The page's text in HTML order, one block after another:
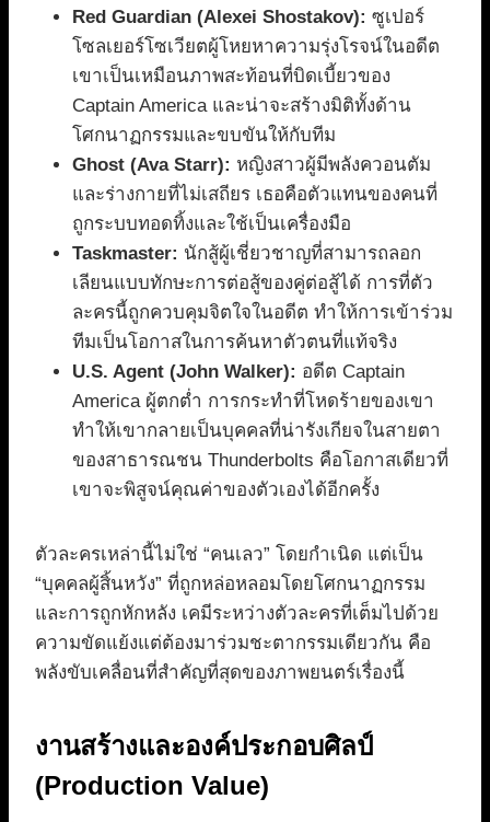
Red Guardian (Alexei Shostakov): ซูเปอร์
โซลเยอร์โซเวียตผู้โหยหาความรุ่งโรจน์ในอดีต
เขาเป็นเหมือนภาพสะท้อนที่บิดเบี้ยวของ
Captain America และน่าจะสร้างมิติทั้งด้าน
โศกนาฏกรรมและขบขันให้กับทีม
Ghost (Ava Starr): หญิงสาวผู้มีพลังควอนตัม
และร่างกายที่ไม่เสถียร เธอคือตัวแทนของคนที่
ถูกระบบทอดทิ้งและใช้เป็นเครื่องมือ
Taskmaster: นักสู้ผู้เชี่ยวชาญที่สามารถลอก
เลียนแบบทักษะการต่อสู้ของคู่ต่อสู้ได้ การที่ตัว
ละครนี้ถูกควบคุมจิตใจในอดีต ทำให้การเข้าร่วม
ทีมเป็นโอกาสในการค้นหาตัวตนที่แท้จริง
U.S. Agent (John Walker): อดีต Captain
America ผู้ตกต่ำ การกระทำที่โหดร้ายของเขา
ทำให้เขากลายเป็นบุคคลที่น่ารังเกียจในสายตา
ของสาธารณชน Thunderbolts คือโอกาสเดียวที่
เขาจะพิสูจน์คุณค่าของตัวเองได้อีกครั้ง
ตัวละครเหล่านี้ไม่ใช่ “คนเลว” โดยกำเนิด แต่เป็น
“บุคคลผู้สิ้นหวัง” ที่ถูกหล่อหลอมโดยโศกนาฏกรรม
และการถูกหักหลัง เคมีระหว่างตัวละครที่เต็มไปด้วย
ความขัดแย้งแต่ต้องมาร่วมชะตากรรมเดียวกัน คือ
พลังขับเคลื่อนที่สำคัญที่สุดของภาพยนตร์เรื่องนี้
งานสร้างและองค์ประกอบศิลป์
(Production Value)